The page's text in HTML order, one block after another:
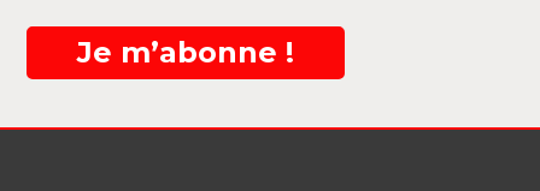
Je m’abonne !